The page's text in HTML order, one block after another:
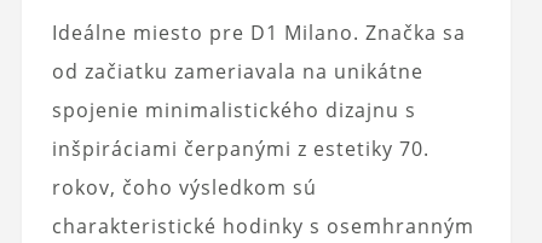
Ideálne miesto pre D1 Milano. Značka sa
od začiatku zameriavala na unikátne
spojenie minimalistického dizajnu s
inšpiráciami čerpanými z estetiky 70.
rokov, čoho výsledkom sú
charakteristické hodinky s osemhranným